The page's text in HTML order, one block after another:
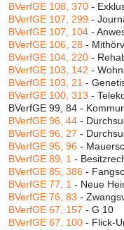
BVerfGE 108, 370 -
BVerfGE 107, 299 -
BVerfGE 107, 104 -
BVerfGE 106, 28 -
BVerfGE 104, 220 -
BVerfGE 103, 142 -
BVerfGE 103, 21 -
BVerfGE 100, 313 -
BVerfGE 99, 84 -
BVerfGE 96, 44 -
BVerfGE 96, 27 -
BVerfGE 95, 96 -
BVerfGE 89, 1 -
BVerfGE 85, 386 -
BVerfGE 77, 1 - Neue
BVerfGE 76, 83 -
BVerfGE 67, 157 - G 10
BVerfGE 67, 100 - Flick-